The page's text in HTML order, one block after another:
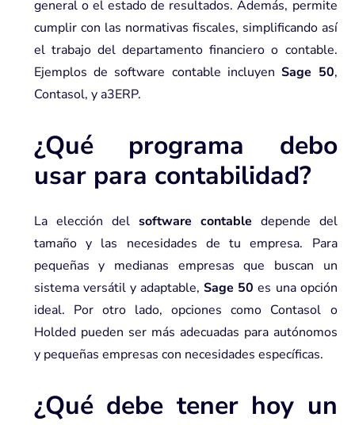
general o el estado de resultados. Además, permite
cumplir con las normativas fiscales, simplificando así
el trabajo del departamento financiero o contable.
Ejemplos de software contable incluyenSage 50,
Contasol, y a3ERP.
¿Qué programa debo
usar para contabilidad?
La elección del software contable depende del
tamaño y las necesidades de tu empresa. Para
pequeñas y medianas empresas que buscan un
sistema versátil y adaptable,Sage 50 es una opción
ideal. Por otro lado, opciones como Contasol o
Holded pueden ser más adecuadas para autónomos
y pequeñas empresas con necesidades específicas.
¿Qué debe tener hoy un